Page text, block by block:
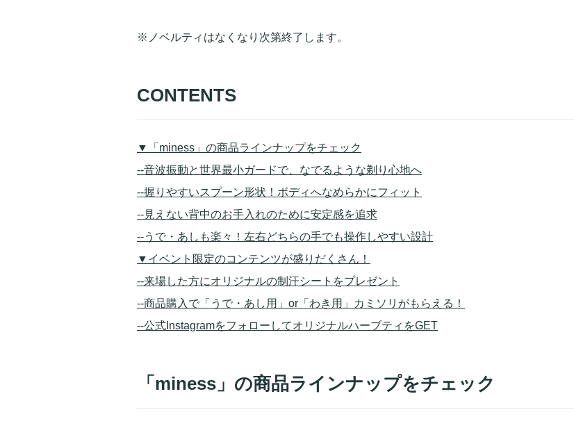
※ノベルティはなくなり次第終了します。
CONTENTS
▼「miness」の商品ラインナップをチェック
--音波振動と世界最小ガードで、なでるような剃り心地へ
--握りやすいスプーン形状！ボディへなめらかにフィット
--見えない背中のお手入れのために安定感を追求
--うで・あしも楽々！左右どちらの手でも操作しやすい設計
▼イベント限定のコンテンツが盛りだくさん！
--来場した方にオリジナルの制汗シートをプレゼント
--商品購入で「うで・あし用」or「わき用」カミソリがもらえる！
--公式InstagramをフォローしてオリジナルハーブティをGET
「miness」の商品ラインナップをチェック